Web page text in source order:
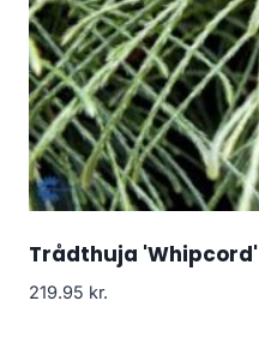
Trådthuja 'Whipcord'
219.95 kr.